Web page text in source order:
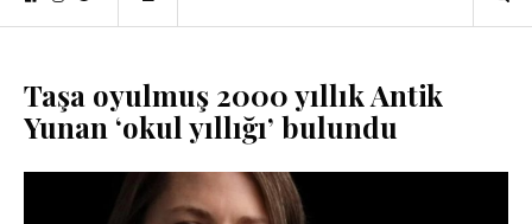
Taşa oyulmuş 2000 yıllık Antik
Yunan ‘okul yıllığı’ bulundu